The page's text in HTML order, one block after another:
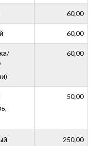
60,00
60,00
60,00
50,00
250,00